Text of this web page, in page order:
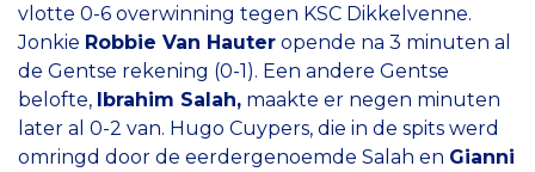
vlotte 0-6 overwinning tegen KSC Dikkelvenne.
Jonkie Robbie Van Hauter opende na 3 minuten al
de Gentse rekening (0-1). Een andere Gentse
belofte, Ibrahim Salah, maakte er negen minuten
later al 0-2 van. Hugo Cuypers, die in de spits werd
omringd door de eerdergenoemde Salah en Gianni